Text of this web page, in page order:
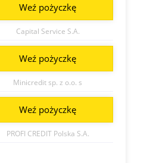
Capital Service S.A.
Weź pożyczkę
Minicredit sp. z o.o. s
Weź pożyczkę
PROFI CREDIT Polska S.A.
Weź pożyczkę